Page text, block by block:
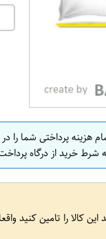
هزینه پرداختی شما
خرید از درگاه
کالا را تامین کنید